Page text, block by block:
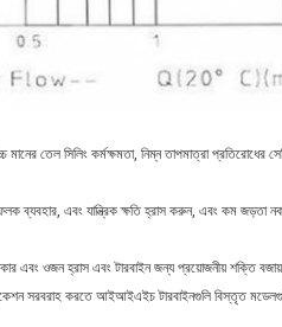
তেল সিলিং কর্মক্ষমতা, নিম্ন তাপমাত্রা প্রতিরোধের
ফলক ব্যবহার, এবং যান্ত্রিক ক্ষতি হ্রাস করুন, এবং কম
ওজন হ্রাস এবং টারবাইন জন্য প্রয়োজনীয় শক্তি বজায়
সরবরাহ করতে আইআইএইচ টারবাইনগুলি বিস্তৃত